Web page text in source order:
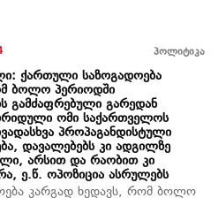
პოლიტიკა
ქართული საზოგადოება
ბოლო პერიოდში
გამძაფრებული გარედან
ომი საქართველოს
პროპაგანდისტული
დავალებებს კი ადგილზე
არსით და რაობით კი
ე.წ. ოპოზიცია ასრულებს
კარგად ხედავს, რომ ბოლო